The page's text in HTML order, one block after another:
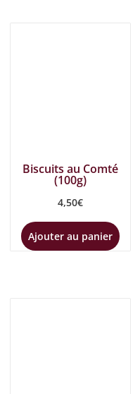
Biscuits au Comté
(100g)
4,50€
Ajouter au panier